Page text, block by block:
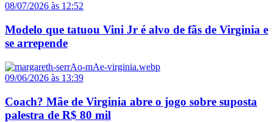
08/07/2026 às 12:52
Modelo que tatuou Vini Jr é alvo de fãs de Virginia e
se arrepende
09/06/2026 às 13:39
Coach? Mãe de Virginia abre o jogo sobre suposta
palestra de R$ 80 mil